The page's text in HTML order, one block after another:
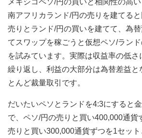
南アフリカランド/円の売りを建てる
売りとランド/円の買いを建てて、為
てスワップを稼ごうと仮想ペソ/ラン
を試みています。実際は収益率の低
繰り返し、利益の大部分は為替差益と
とんど裁量取引です。
だいたいペソとランドを4:3にすると
で、ペソ/円の売りと買い400,000通貨
売りと買い300,000通貨ずつを1セット